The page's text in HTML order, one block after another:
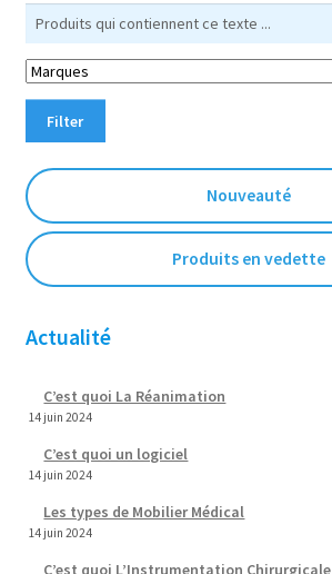
Filter
Nouveauté
Produits en vedette
Actualité
C’est quoi La Réanimation
14 juin 2024
C’est quoi un logiciel
14 juin 2024
Les types de Mobilier Médical
14 juin 2024
C’est quoi L’Instrumentation Chirurgicale